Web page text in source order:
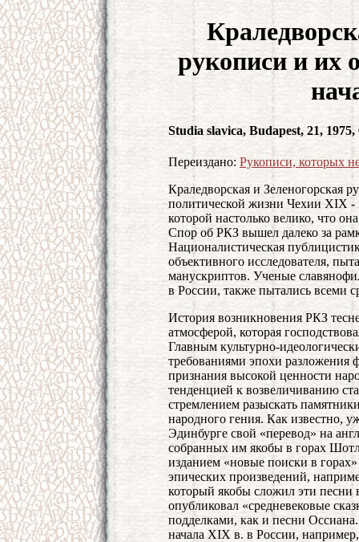
рукописи и их
Studia slavica, Budapest, 21, 1975,
Переиздано: Рукописи, которых
Краледворская и Зеленогорская
политической жизни Чехии XIX -
которой настолько велико, что
Спор об РКЗ вышел далеко за
Националистическая
объективного исследователя,
манускриптов. Ученые
в России, также пытались всеми
История возникновения РКЗ
атмосферой, которая
Главным культурно-
требованиями эпохи разложения
признания высокой ценности
тенденцией к возвеличиванию
стремлением разыскать
народного гения. Как известно,
Эдинбурге свой «перевод» на
собранных им якобы в горах
изданием «новые поиски в
эпических произведений,
который якобы сложил эти песни
опубликовал «средневековые
подделками, как и песни
начала XIX в. в России,